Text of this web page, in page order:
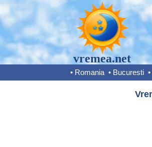
vremea.net
• Romania • Bucuresti •